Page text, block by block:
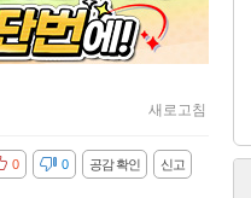
새로고침
신고
공감 확인
공감 0
0